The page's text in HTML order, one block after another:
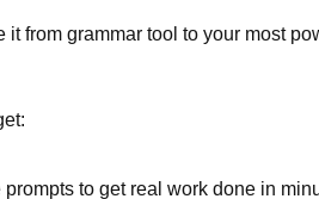
from grammar tool to your most
to get real work done in